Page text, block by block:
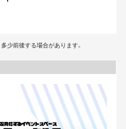
少前後する場合があります。